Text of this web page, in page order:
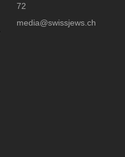
72
media@swissjews.ch